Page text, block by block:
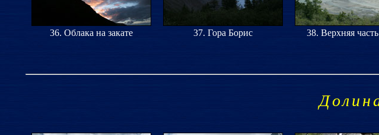
36. Облака на закате 37. Гора Борис 38. Верхняя часть